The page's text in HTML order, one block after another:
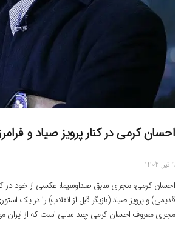
احسان کرمی در کنار پرویز صیاد و
9 تیر, 1402
احسان کرمی، مجری سابق صداوسیما، عکسی از خود در
قدیمی) و پرویز صیاد (بازیگر قبل از انقلاب) را در یک
مجری معروف احسان کرمی چند سالی است که از ایران